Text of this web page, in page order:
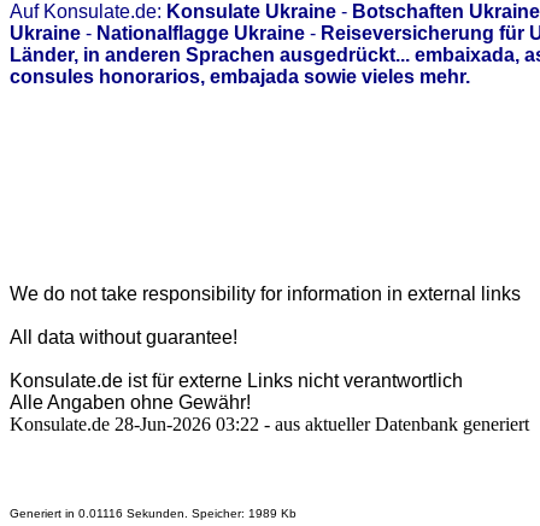
Auf Konsulate.de: Konsulate Ukraine - Botschaften Ukraine
Ukraine - Nationalflagge Ukraine - Reiseversicherung für
Länder, in anderen Sprachen ausgedrückt...
consules honorarios, embajada sowie vieles mehr.
We do not take responsibility for information in external links
All data without guarantee!
Konsulate.de ist für externe Links nicht verantwortlich
Alle Angaben ohne Gewähr!
Konsulate.de 28-Jun-2026 03:22 - aus aktueller Datenbank generiert
Generiert in 0.01116 Sekunden. Speicher: 1989 Kb